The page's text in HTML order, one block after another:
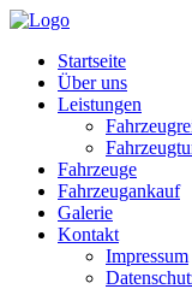
Startseite
Über uns
Leistungen
Fahrzeuge
Fahrzeugankauf
Galerie
Kontakt
Impressum